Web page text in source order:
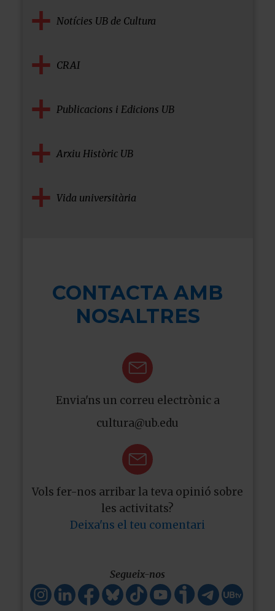
Notícies UB de Cultura
CRAI
Publicacions i Edicions UB
Arxiu Històric UB
Vida universitària
CONTACTA AMB
NOSALTRES
Envia'ns un correu electrònic a
cultura@ub.edu
Vols fer-nos arribar la teva opinió sobre
les activitats?
Deixa'ns el teu comentari
Segueix-nos